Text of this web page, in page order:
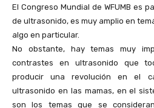
El Congreso Mundial de WFUMB es
de ultrasonido, es muy amplio en
algo en particular.
No obstante, hay temas muy
contrastes en ultrasonido que
producir una revolución en el
ultrasonido en las mamas, en el
son los temas que se